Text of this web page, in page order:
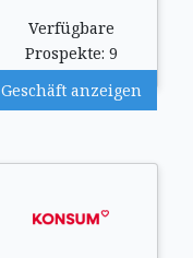
Verfügbare
Prospekte: 9
Geschäft anzeigen